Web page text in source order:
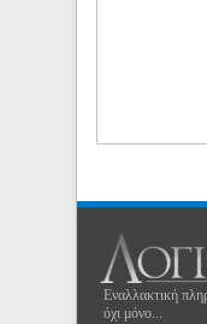
Εναλλακτική
όχι μόνο...